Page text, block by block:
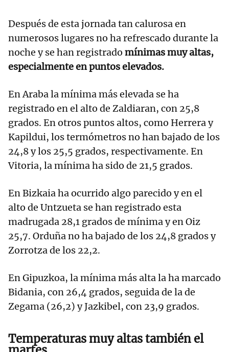
Después de esta jornada tan calurosa en
numerosos lugares no ha refrescado durante la
noche y se han registrado mínimas muy altas,
especialmente en puntos elevados.
En Araba la mínima más elevada se ha
registrado en el alto de Zaldiaran, con 25,8
grados. En otros puntos altos, como Herrera y
Kapildui, los termómetros no han bajado de los
24,8 y los 25,5 grados, respectivamente. En
Vitoria, la mínima ha sido de 21,5 grados.
En Bizkaia ha ocurrido algo parecido y en el
alto de Untzueta se han registrado esta
madrugada 28,1 grados de mínima y en Oiz
25,7. Orduña no ha bajado de los 24,8 grados y
Zorrotza de los 22,2.
En Gipuzkoa, la mínima más alta la ha marcado
Bidania, con 26,4 grados, seguida de la de
Zegama (26,2) y Jazkibel, con 23,9 grados.
Temperaturas muy altas también el